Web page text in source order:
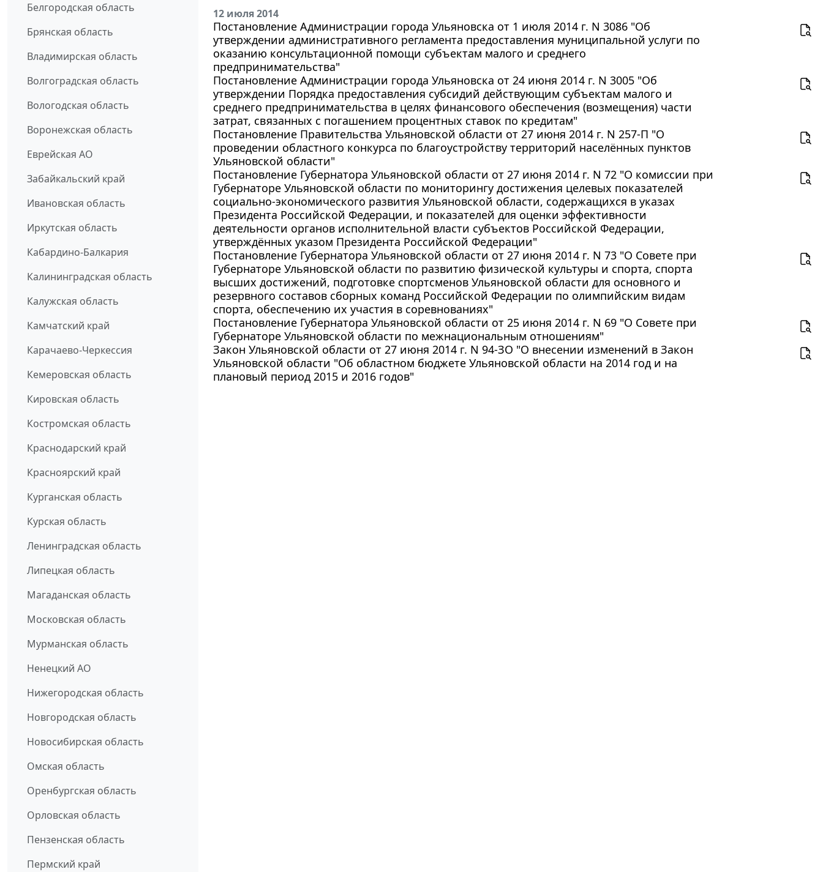
Белгородская область
Брянская область
Владимирская область
Волгоградская область
Вологодская область
Воронежская область
Еврейская АО
Забайкальский край
Ивановская область
Иркутская область
Кабардино-Балкария
Калининградская область
Калужская область
Камчатский край
Карачаево-Черкессия
Кемеровская область
Кировская область
Костромская область
Краснодарский край
Красноярский край
Курганская область
Курская область
Ленинградская область
Липецкая область
Магаданская область
Московская область
Мурманская область
Ненецкий АО
Нижегородская область
Новгородская область
Новосибирская область
Омская область
Оренбургская область
Орловская область
Пензенская область
Пермский край
12 июля 2014
Постановление Администрации города Ульяновска от 1 июля 2014 г. N 3086 "Об
утверждении административного регламента предоставления муниципальной услуги по
оказанию консультационной помощи субъектам малого и среднего
предпринимательства"
Постановление Администрации города Ульяновска от 24 июня 2014 г. N 3005 "Об
утверждении Порядка предоставления субсидий действующим субъектам малого и
среднего предпринимательства в целях финансового обеспечения (возмещения) части
затрат, связанных с погашением процентных ставок по кредитам"
Постановление Правительства Ульяновской области от 27 июня 2014 г. N 257-П "О
проведении областного конкурса по благоустройству территорий населённых пунктов
Ульяновской области"
Постановление Губернатора Ульяновской области от 27 июня 2014 г. N 72 "О комиссии при
Губернаторе Ульяновской области по мониторингу достижения целевых показателей
социально-экономического развития Ульяновской области, содержащихся в указах
Президента Российской Федерации, и показателей для оценки эффективности
деятельности органов исполнительной власти субъектов Российской Федерации,
утверждённых указом Президента Российской Федерации"
Постановление Губернатора Ульяновской области от 27 июня 2014 г. N 73 "О Совете при
Губернаторе Ульяновской области по развитию физической культуры и спорта, спорта
высших достижений, подготовке спортсменов Ульяновской области для основного и
резервного составов сборных команд Российской Федерации по олимпийским видам
спорта, обеспечению их участия в соревнованиях"
Постановление Губернатора Ульяновской области от 25 июня 2014 г. N 69 "О Совете при
Губернаторе Ульяновской области по межнациональным отношениям"
Закон Ульяновской области от 27 июня 2014 г. N 94-ЗО "О внесении изменений в Закон
Ульяновской области "Об областном бюджете Ульяновской области на 2014 год и на
плановый период 2015 и 2016 годов"